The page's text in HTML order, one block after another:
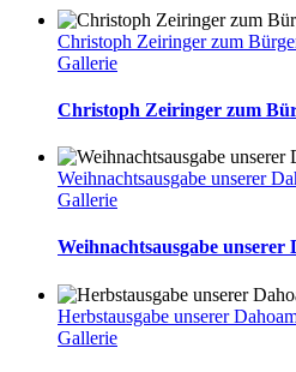
Christoph Zeiringer zum
Gallerie
Christoph Zeiringer zum
Weihnachtsausgabe unserer
Gallerie
Weihnachtsausgabe unserer
Herbstausgabe unserer
Gallerie